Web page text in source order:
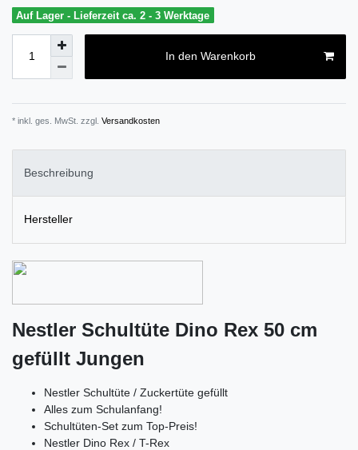
Auf Lager - Lieferzeit ca. 2 - 3 Werktage
In den Warenkorb
* inkl. ges. MwSt. zzgl. Versandkosten
Beschreibung
Hersteller
Nestler Schultüte Dino Rex 50 cm
gefüllt Jungen
Nestler Schultüte / Zuckertüte gefüllt
Alles zum Schulanfang!
Schultüten-Set zum Top-Preis!
Nestler Dino Rex / T-Rex